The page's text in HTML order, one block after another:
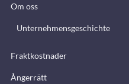
Om oss
Unternehmensgeschichte
Fraktkostnader
Ångerrätt